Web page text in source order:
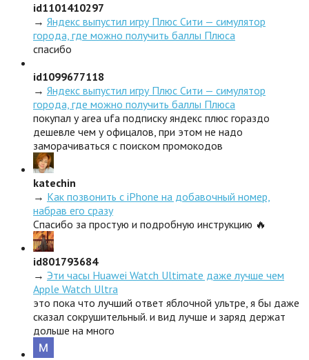
id1101410297
→ Яндекс выпустил игру Плюс Сити — симулятор
города, где можно получить баллы Плюса
спасибо
id1099677118
→ Яндекс выпустил игру Плюс Сити — симулятор
города, где можно получить баллы Плюса
покупал у area ufa подписку яндекс плюс гораздо
дешевле чем у офицалов, при этом не надо
заморачиваться с поиском промокодов
katechin
→ Как позвонить с iPhone на добавочный номер,
набрав его сразу
Спасибо за простую и подробную инструкцию 🔥
id801793684
→ Эти часы Huawei Watch Ultimate даже лучше чем
Apple Watch Ultra
это пока что лучший ответ яблочной ультре, я бы даже
сказал сокрушительный. и вид лучше и заряд держат
дольше на много